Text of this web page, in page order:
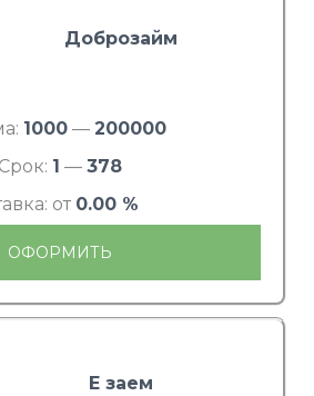
Доброзайм
1000— 200000
Срок: 1 — 378
от 0.00 %
ОФОРМИТЬ
Е заем